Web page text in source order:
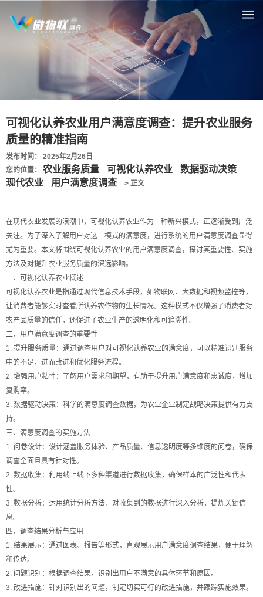
可视化认养农业用户满意度调查：提升农业服务
质量的精准指南
发布时间： 2025年2月26日
您的位置： 农业服务质量 可视化认养农业
数据驱动决策
现代农业
用户满意度调查 > 正文
在现代农业发展的浪潮中，可视化认养农业作为一种新兴模式，正逐渐受到广泛
关注。为了深入了解用户对这一模式的满意度，进行系统的用户满意度调查显得
尤为重要。本文将围绕可视化认养农业的用户满意度调查，探讨其重要性、实施
方法及对提升农业服务质量的深远影响。
一、可视化认养农业概述
可视化认养农业是指通过现代信息技术手段，如物联网、大数据和视频监控等，
让消费者能够实时查看所认养农作物的生长情况。这种模式不仅增强了消费者对
农产品质量的信任，还促进了农业生产的透明化和可追溯性。
二、用户满意度调查的重要性
1. 提升服务质量：通过调查用户对可视化认养农业的满意度，可以精准识别服务
中的不足，进而改进和优化服务流程。
2. 增强用户粘性：了解用户需求和期望，有助于提升用户满意度和忠诚度，增加
复购率。
3. 数据驱动决策：科学的满意度调查数据，为农业企业制定战略决策提供有力支
持。
三、满意度调查的实施方法
1. 问卷设计：设计涵盖服务体验、产品质量、信息透明度等多维度的问卷，确保
调查全面且具有针对性。
2. 数据收集：利用线上线下多种渠道进行数据收集，确保样本的广泛性和代表
性。
3. 数据分析：运用统计分析方法，对收集到的数据进行深入分析，提炼关键信
息。
四、调查结果分析与应用
1. 结果展示：通过图表、报告等形式，直观展示用户满意度调查结果，便于理解
和传达。
2. 问题识别：根据调查结果，识别出用户不满意的具体环节和原因。
3. 改进措施：针对识别出的问题，制定切实可行的改进措施，并跟踪实施效果。